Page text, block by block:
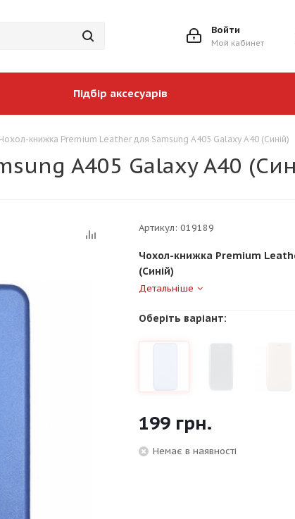
Войти
Мой кабинет
Підбір аксесуарів
Чохол-книжка Premium Leather для Samsung A405 Galaxy A40 (Синій)
A405 Galaxy A40
Артикул: 019189
Чохол-книжка Premium
(Синій)
Детальніше
Оберіть варіант:
199 грн.
Немає в наявності